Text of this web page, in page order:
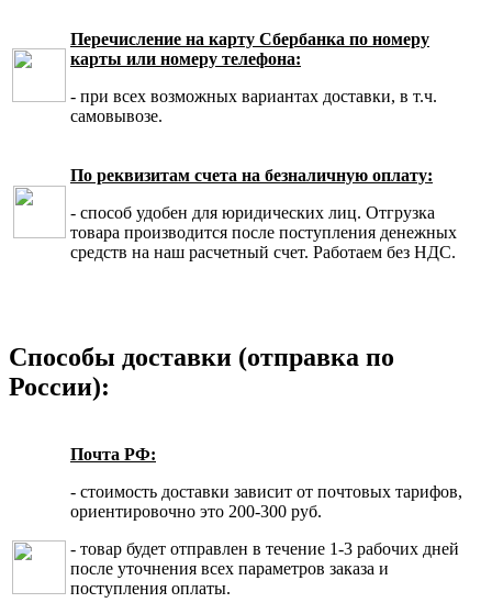
Перечисление на карту Сбербанка по номеру
карты или номеру телефона:
- при всех возможных вариантах доставки, в т.ч.
самовывозе.
По реквизитам счета на безналичную оплату:
- способ удобен для юридических лиц. Отгрузка
товара производится после поступления денежных
средств на наш расчетный счет. Работаем без НДС.
Способы доставки (отправка по
России):
Почта РФ:
- стоимость доставки зависит от почтовых тарифов,
ориентировочно это 200-300 руб.
- товар будет отправлен в течение 1-3 рабочих дней
после уточнения всех параметров заказа и
поступления оплаты.